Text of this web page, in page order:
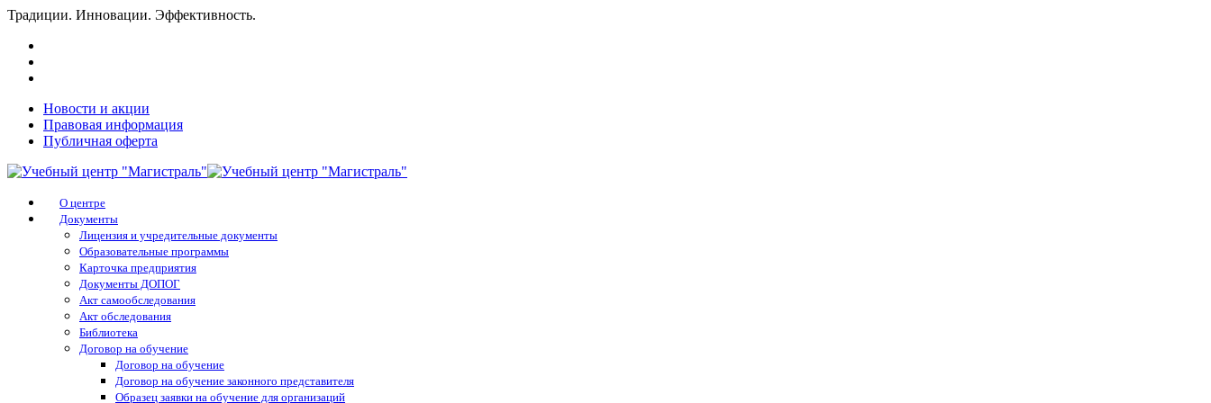
Традиции. Инновации. Эффективность.
Новости и акции
Правовая информация
Публичная оферта
О центре
Документы
Лицензия и учредительные документы
Образовательные программы
Карточка предприятия
Документы ДОПОГ
Акт самообследования
Акт обследования
Библиотека
Договор на обучение
Договор на обучение
Договор на обучение законного представителя
Образец заявки на обучение для организаций